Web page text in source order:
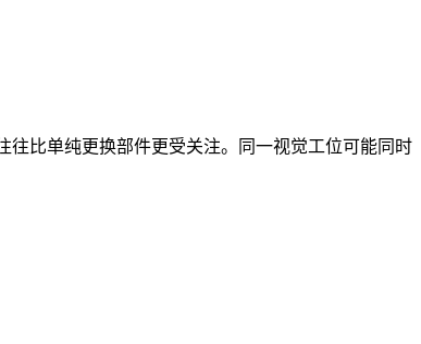
比单纯更换部件更受关注。同一视觉工位可能同时